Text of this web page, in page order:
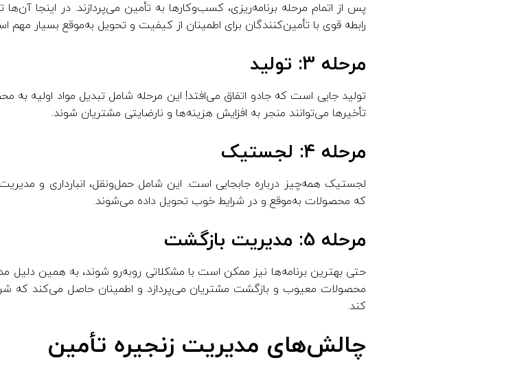
پس از اتمام مرحله برنامه‌ریزی، کسب‌وکارها به تأمین می‌پردازند. در اینجا آن‌ها
رابطه قوی با تأمین‌کنندگان برای اطمینان از کیفیت و تحویل به‌موقع بسیار مهم
مرحله 3: تولید
تولید جایی است که جادو اتفاق می‌افتد! این مرحله شامل تبدیل مواد اولیه به
تأخیرها می‌توانند منجر به افزایش هزینه‌ها و نارضایتی مشتریان شوند.
مرحله 4: لجستیک
لجستیک همه‌چیز درباره جابجایی است. این شامل حمل‌ونقل، انبارداری و
که محصولات به‌موقع و در شرایط خوب تحویل داده می‌شوند.
مرحله 5: مدیریت بازگشت
حتی بهترین برنامه‌ها نیز ممکن است با مشکلاتی روبه‌رو شوند، به همین
محصولات معیوب و بازگشت مشتریان می‌پردازد و اطمینان حاصل می‌کند که
کند.
چالش‌های مدیریت زنجیره تأمین